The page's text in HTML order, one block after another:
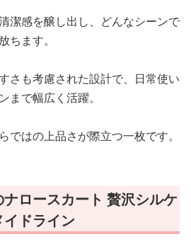
潔感を醸し出し、どんなシーンで
ちます。
さも考慮された設計で、日常使い
まで幅広く活躍。
ではの上品さが際立つ一枚です。
ロースカート 贅沢シルケ
ドライン